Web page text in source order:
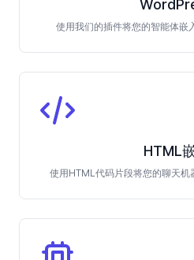
使用我们的插件将您的智能体
HTML
使用HTML代码片段将您的聊天机